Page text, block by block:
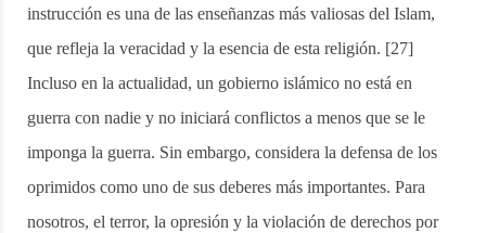
instrucción es una de las enseñanzas más valiosas del Islam,
que refleja la veracidad y la esencia de esta religión. [27]
Incluso en la actualidad, un gobierno islámico no está en
guerra con nadie y no iniciará conflictos a menos que se le
imponga la guerra. Sin embargo, considera la defensa de los
oprimidos como uno de sus deberes más importantes. Para
nosotros, el terror, la opresión y la violación de derechos por